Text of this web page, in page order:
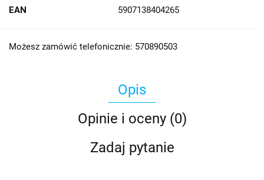
EAN 5907138404265
Możesz zamówić telefonicznie: 570890503
Opis
Opinie i oceny (0)
Zadaj pytanie